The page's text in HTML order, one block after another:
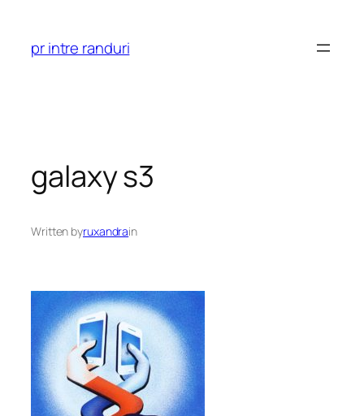
content
pr intre randuri
galaxy s3
Written byruxandrain